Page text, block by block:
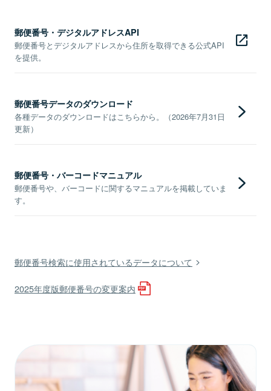
郵便番号・デジタルアドレスAPI
郵便番号とデジタルアドレスから住所を取得できる公式API
を提供。
郵便番号データのダウンロード
各種データのダウンロードはこちらから。（2026年7月31日
更新）
郵便番号・バーコードマニュアル
郵便番号や、バーコードに関するマニュアルを掲載していま
す。
郵便番号検索に使用されているデータについて
2025年度版郵便番号の変更案内